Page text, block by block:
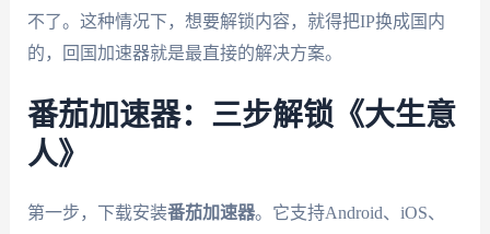
不了。这种情况下，想要解锁内容，就得把IP换成国内
的，回国加速器就是最直接的解决方案。
番茄加速器：三步解锁《大生意
人》
第一步，下载安装番茄加速器。它支持Android、iOS、